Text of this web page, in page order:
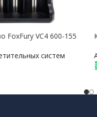
FoxFury VC4 600-155
систем